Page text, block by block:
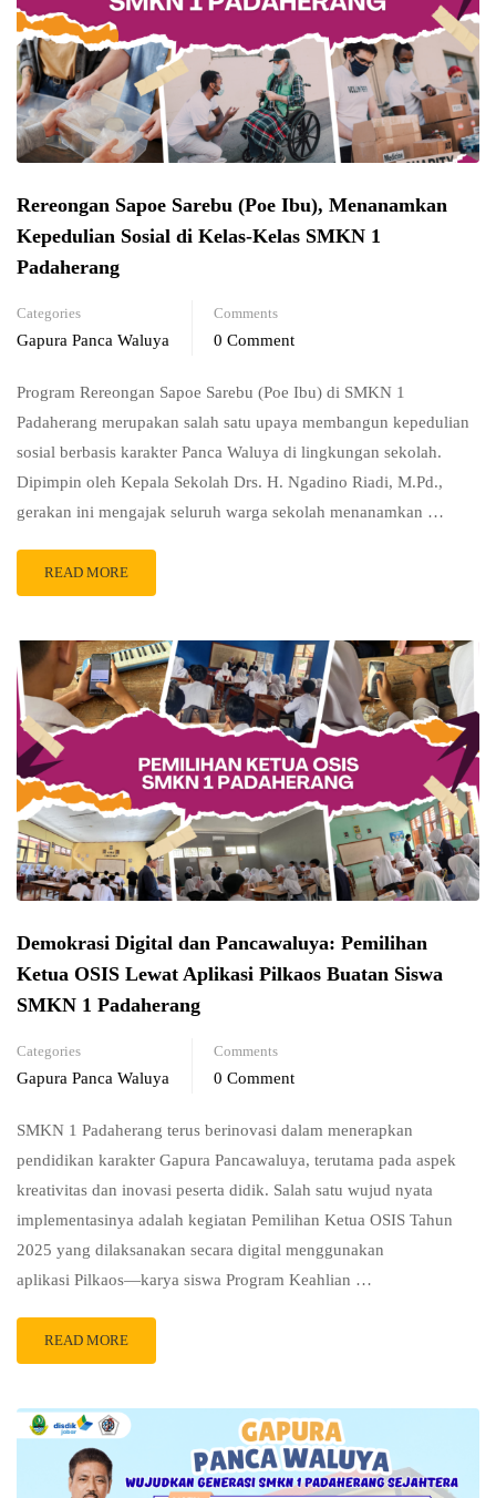
Rereongan Sapoe Sarebu (Poe Ibu), Menanamkan
Kepedulian Sosial di Kelas-Kelas SMKN 1
Padaherang
Categories
Gapura Panca Waluya
Comments
0 Comment
Program Rereongan Sapoe Sarebu (Poe Ibu) di SMKN 1
Padaherang merupakan salah satu upaya membangun kepedulian
sosial berbasis karakter Panca Waluya di lingkungan sekolah.
Dipimpin oleh Kepala Sekolah Drs. H. Ngadino Riadi, M.Pd.,
gerakan ini mengajak seluruh warga sekolah menanamkan …
READ MORE
Demokrasi Digital dan Pancawaluya: Pemilihan
Ketua OSIS Lewat Aplikasi Pilkaos Buatan Siswa
SMKN 1 Padaherang
Categories
Gapura Panca Waluya
Comments
0 Comment
SMKN 1 Padaherang terus berinovasi dalam menerapkan
pendidikan karakter Gapura Pancawaluya, terutama pada aspek
kreativitas dan inovasi peserta didik. Salah satu wujud nyata
implementasinya adalah kegiatan Pemilihan Ketua OSIS Tahun
2025 yang dilaksanakan secara digital menggunakan
aplikasi Pilkaos—karya siswa Program Keahlian …
READ MORE